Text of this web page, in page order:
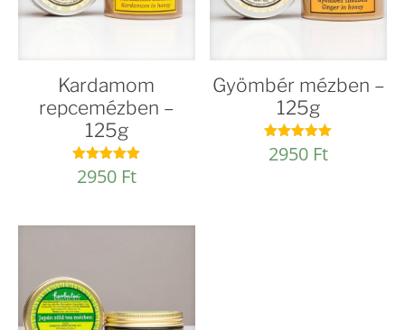
Kardamom
repcemézben –
125g
Értékelés:
5.00
2950 Ft
Gyömbér mézben –
125g
Értékelés:
4.92
2950 Ft